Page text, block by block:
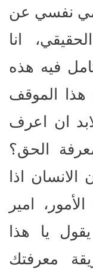
نفسي عن
انا
فيه هذه
هذا الموقف
ان اعرف
الحق؟
اذا
امير
يا هذا
معرفتك